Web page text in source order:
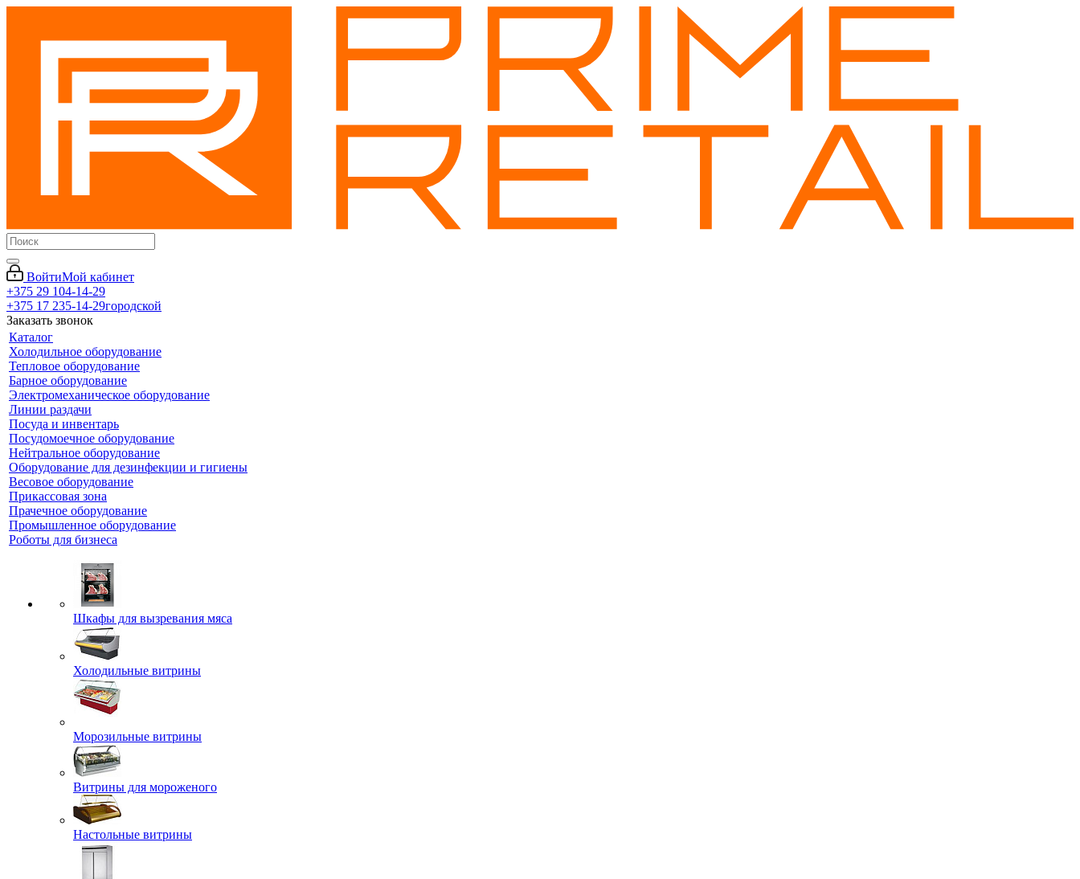
ВойтиМой кабинет
+375 29 104-14-29
+375 17 235-14-29городской
Заказать звонок
Каталог
Холодильное оборудование
Тепловое оборудование
Барное оборудование
Электромеханическое оборудование
Линии раздачи
Посуда и инвентарь
Посудомоечное оборудование
Нейтральное оборудование
Оборудование для дезинфекции и гигиены
Весовое оборудование
Прикассовая зона
Прачечное оборудование
Промышленное оборудование
Роботы для бизнеса
Шкафы для вызревания мяса
Холодильные витрины
Морозильные витрины
Витрины для мороженого
Настольные витрины